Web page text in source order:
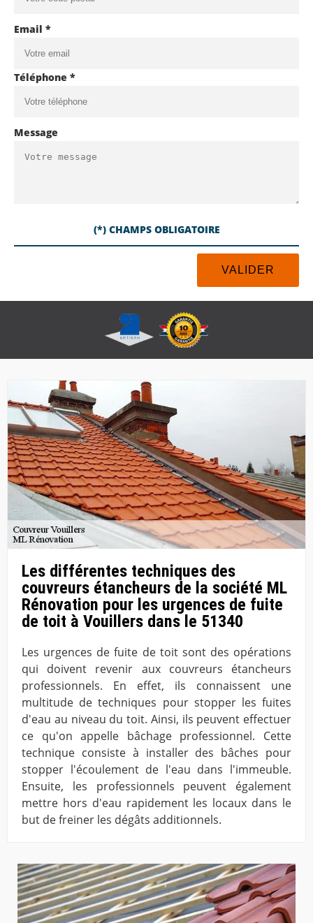
Email *
Téléphone *
Message
(*) CHAMPS OBLIGATOIRE
Les différentes techniques des
couvreurs étancheurs de la société ML
Rénovation pour les urgences de fuite
de toit à Vouillers dans le 51340
Les urgences de fuite de toit sont des opérations
qui doivent revenir aux couvreurs étancheurs
professionnels. En effet, ils connaissent une
multitude de techniques pour stopper les fuites
d'eau au niveau du toit. Ainsi, ils peuvent effectuer
ce qu'on appelle bâchage professionnel. Cette
technique consiste à installer des bâches pour
stopper l'écoulement de l'eau dans l'immeuble.
Ensuite, les professionnels peuvent également
mettre hors d'eau rapidement les locaux dans le
but de freiner les dégâts additionnels.